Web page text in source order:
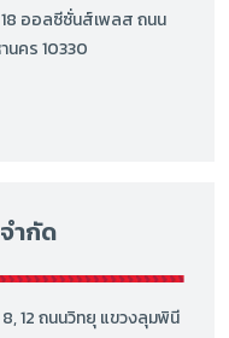
18 ออลซีซั่นส์เพลส ถนน
นคร 10330
ำกัด
12 ถนนวิทยุ แขวงลุมพินี